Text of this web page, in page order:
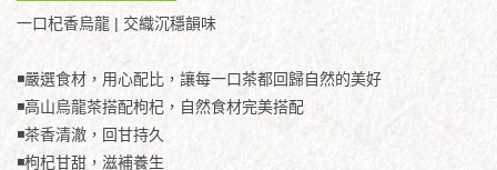
一口杞香烏龍 | 交織沉穩韻味
◾嚴選食材，用心配比，讓每一口茶都回歸自然的美好
◾高山烏龍茶搭配枸杞，自然食材完美搭配
◾茶香清澈，回甘持久
◾枸杞甘甜，滋補養生